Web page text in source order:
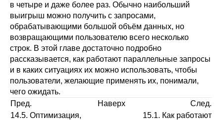
в четыре и даже более раз. Обычно наибольший
выигрыш можно получить с запросами,
обрабатывающими большой объём данных, но
возвращающими пользователю всего несколько
строк. В этой главе достаточно подробно
рассказывается, как работают параллельные запросы
и в каких ситуациях их можно использовать, чтобы
пользователи, желающие применять их, понимали,
чего ожидать.
Пред.
Наверх
След.
14.5. Оптимизация,
15.1. Как работают